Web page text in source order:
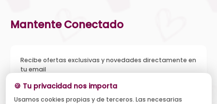
Mantente Conectado
Recibe ofertas exclusivas y novedades directamente en
tu email
🍪 Tu privacidad nos importa
Usamos cookies propias y de terceros. Las necesarias